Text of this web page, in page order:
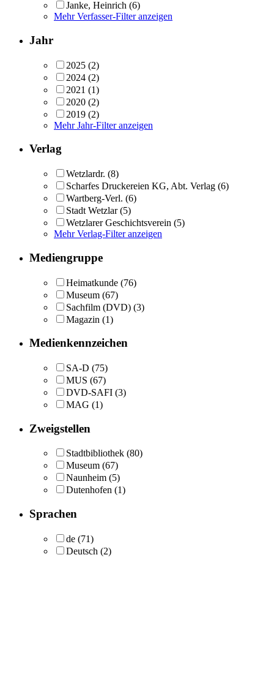
Janke, Heinrich (6)
Mehr Verfasser-Filter anzeigen
Jahr
2025 (2)
2024 (2)
2021 (1)
2020 (2)
2019 (2)
Mehr Jahr-Filter anzeigen
Verlag
Wetzlardr. (8)
Scharfes Druckereien KG, Abt. Verlag (6)
Wartberg-Verl. (6)
Stadt Wetzlar (5)
Wetzlarer Geschichtsverein (5)
Mehr Verlag-Filter anzeigen
Mediengruppe
Heimatkunde (76)
Museum (67)
Sachfilm (DVD) (3)
Magazin (1)
Medienkennzeichen
SA-D (75)
MUS (67)
DVD-SAFI (3)
MAG (1)
Zweigstellen
Stadtbibliothek (80)
Museum (67)
Naunheim (5)
Dutenhofen (1)
Sprachen
de (71)
Deutsch (2)